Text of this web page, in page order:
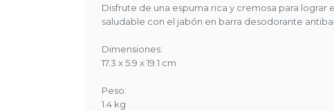
Disfrute de una espuma rica y cremosa para
saludable con el jabón en barra desodorante
Dimensiones:
17.3 x 5.9 x 19.1 cm
Peso:
1.4 kg